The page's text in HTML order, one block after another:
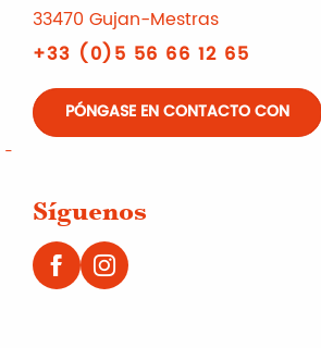
33470 Gujan-Mestras
+33 (0)5 56 66 12 65
PÓNGASE EN CONTACTO CON
Síguenos